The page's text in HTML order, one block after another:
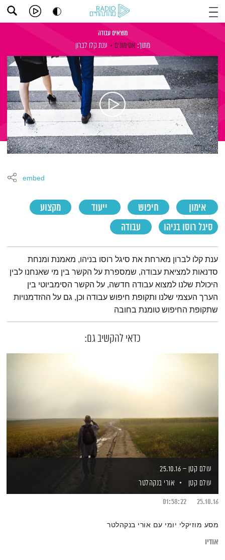
מוצאים עבודה
מתוך: אסימונים ענת קלו לברון
אימון חיפוש ייעוד
מקצוע
סיגל רוסו בניהו
עבודה
embed
תמצית הפודקאסט
ענת קלו לברון מארחת את סיגל רוסו בניהו, מאמנת ומנחת
סדנאות למציאת עבודה, שמספרת על הקשר בין מי שאנחנו לבין
היכולת שלנו למצוא עבודה חדשה, על הקשר הסימביוטי בין
הערך העצמי שלנו ותקופת חיפוש עבודה וכן, גם על ההזדמנויות
שתקופת החיפוש טומנת בחובה
כדאי להקשיב גם:
עולם קטן – 25.10.16
עולם קטן
אורי בנקהלטר
25.10.16
01:58:22
מסע מוזיקלי יומי עם אורי בנקהלטר
אודיו